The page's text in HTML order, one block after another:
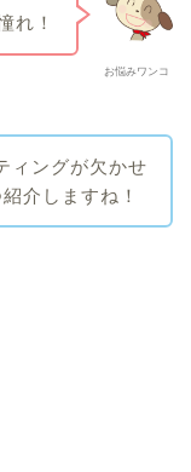
お悩みワンコ
れ！
ィングが欠かせ
介しますね！